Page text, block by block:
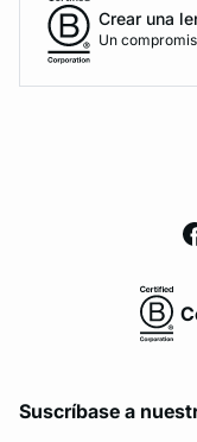
Crear una
Un
Suscríbase a